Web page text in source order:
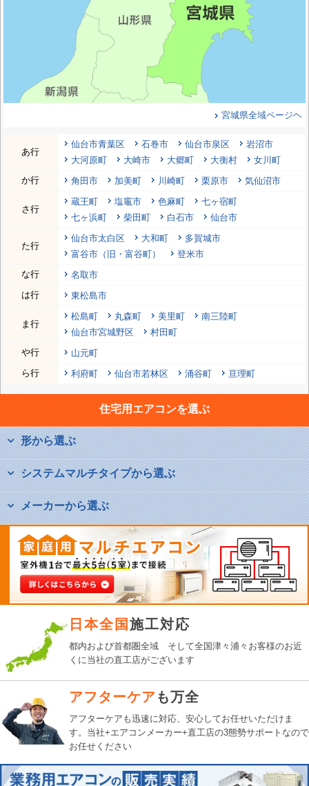
宮城県全域ページヘ
あ行
仙台市青葉区 石巻市 仙台市泉区
岩沼市
大河原町
大崎市 大郷町 大衡村
女川町
か行
角田市 加美町 川崎町 栗原市 気仙沼市
さ行
蔵王町 塩竈市 色麻町
七ヶ宿町
七ヶ浜町
柴田町 白石市 仙台市
た行
仙台市太白区 大和町
多賀城市
富谷市（旧・富谷町）
登米市
な行
名取市
は行
東松島市
ま行
松島町 丸森町 美里町
南三陸町
仙台市宮城野区
村田町
や行
山元町
ら行
利府町 仙台市若林区 涌谷町 亘理町
住宅用エアコンを選ぶ
形から選ぶ
システムマルチタイプから選ぶ
メーカーから選ぶ
日本全国 施工対応
都内および首都圏全域 そして全国津々浦々お客様のお近
くに当社の直工店がございます
アフターケアも万全
アフターケアも迅速に対応、 安心してお任せいただけま
す。 当社+エアコンメーカー+直工店の3態勢サポートなので
お任せください